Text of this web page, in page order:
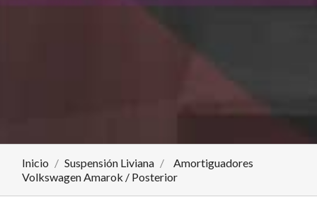
Inicio Suspensión Liviana
Amortiguadores
Volkswagen Amarok / Posterior